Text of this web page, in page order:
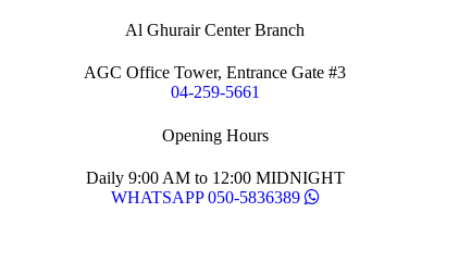
Al Ghurair Center Branch
AGC Office Tower, Entrance Gate #3
04-259-5661
Opening Hours
Daily 9:00 AM to 12:00 MIDNIGHT
WHATSAPP 050-5836389